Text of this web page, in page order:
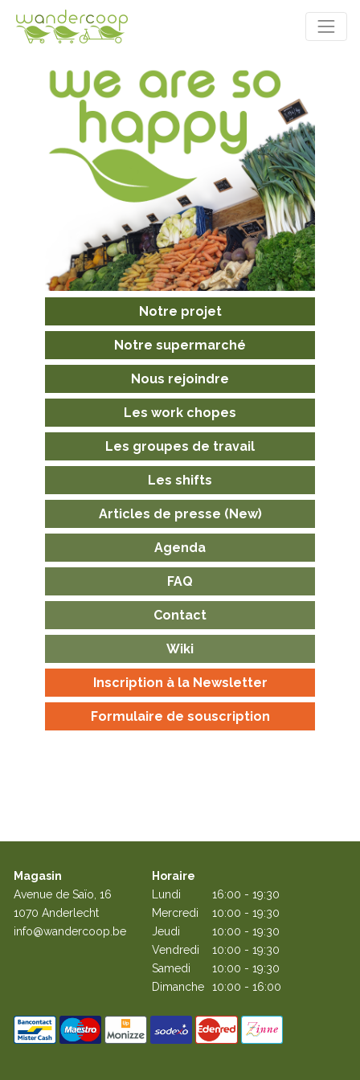
Notre projet
Notre supermarché
Nous rejoindre
Les work chopes
Les groupes de travail
Les shifts
Articles de presse (New)
Agenda
FAQ
Contact
Wiki
Inscription à la Newsletter
Formulaire de souscription
Magasin
Horaire
Avenue de Saïo, 16
Lundi
16:00 - 19:30
1070 Anderlecht
Mercredi
10:00 - 19:30
info@wandercoop.be
Jeudi
10:00 - 19:30
Vendredi
10:00 - 19:30
Samedi
10:00 - 19:30
Dimanche
10:00 - 16:00